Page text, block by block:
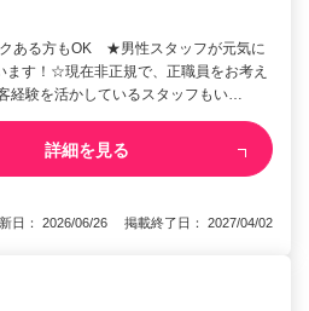
ある方もOK ★男性スタッフが元気に
ます！☆現在非正規で、正職員をお考え
経験を活かしているスタッフもい…
詳細を見る
日： 2026/06/26 掲載終了日： 2027/04/02